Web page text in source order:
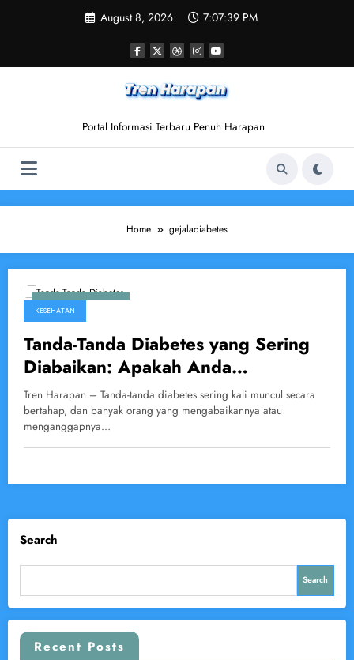
August 8, 2026 7:07:39 PM
Portal Informasi Terbaru Penuh Harapan
Home gejaladiabetes
KESEHATAN
Tanda-Tanda Diabetes yang Sering
Diabaikan: Apakah Anda
Mengalaminya?
Tren Harapan – Tanda-tanda diabetes sering kali muncul secara
bertahap, dan banyak orang yang mengabaikannya atau
menganggapnya…
Search
Search
Recent Posts